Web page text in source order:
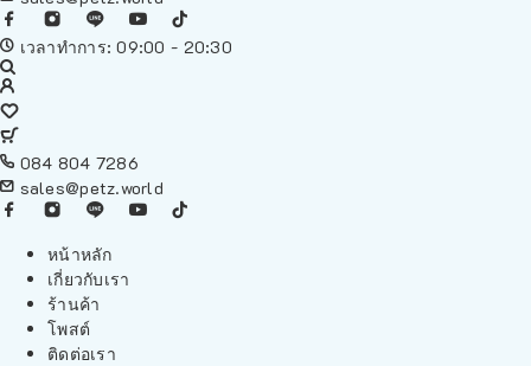
เวลาทำการ: 09:00 - 20:30
084 804 7286
sales@petz.world
หน้าหลัก
เกี่ยวกับเรา
ร้านค้า
โพสต์
ติดต่อเรา